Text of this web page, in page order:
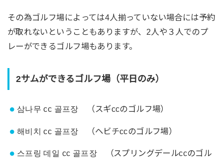
その為ゴルフ場によっては4人揃っていない場合には予約
が取れないということもありますが、2人や３人でのプ
レーができるゴルフ場もあります。
2サムができる ゴルフ場（平日のみ）
삼나무 cc 골프장 （ スギccのゴルフ場）
해비치 cc 골프장 （ヘビチccのゴルフ場）
스프링 데일 cc 골프장 （スプリングデールccのゴル